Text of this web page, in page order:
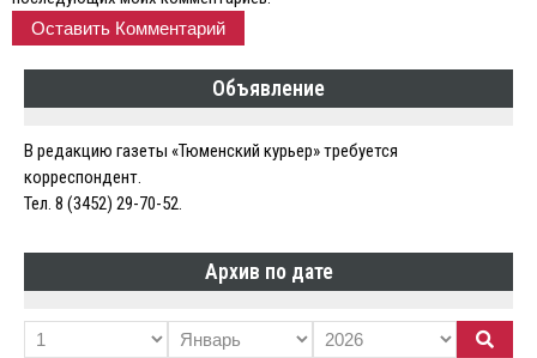
Объявление
В редакцию газеты «Тюменский курьер» требуется
корреспондент.
Тел. 8 (3452) 29-70-52.
Архив по дате